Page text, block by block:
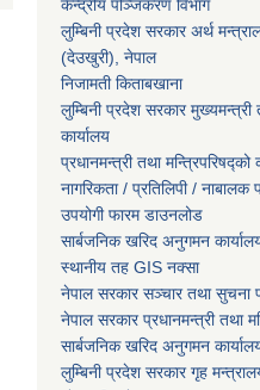
केन्द्रीय पञ्जिकरण विभाग
लुम्बिनी प्रदेश सरकार अर्थ
(देउखुरी), नेपाल
निजामती किताबखाना
लुम्बिनी प्रदेश सरकार मुख्यमन्त्री
कार्यालय
प्रधानमन्त्री तथा मन्त्रिपरिषद्को
नागरिकता / प्रतिलिपी /
उपयोगी फारम डाउनलोड
सार्बजनिक खरिद अनुगमन
स्थानीय तह GIS नक्सा
नेपाल सरकारसञ्चार तथा सुचना
नेपाल सरकार प्रधानमन्त्री तथा
सार्बजनिक खरिद अनुगमन
लुम्बिनी प्रदेश सरकार गृह